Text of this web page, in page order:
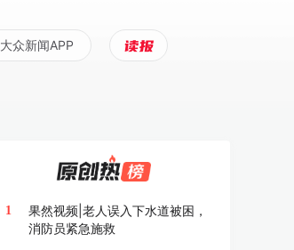
大众新闻APP
1
果然视频|老人误入下水道被困，
消防员紧急施救